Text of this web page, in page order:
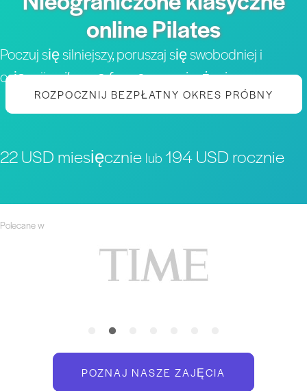
online Pilates
Poczuj się silniejszy, poruszaj się swobodniej i
osiągnijnajlepszą formę w swoim życiu
ROZPOCZNIJ BEZPŁATNY OKRES PRÓBNY
22 USD miesięcznie lub 194 USD rocznie
Polecane w
POZNAJ NASZE ZAJĘCIA